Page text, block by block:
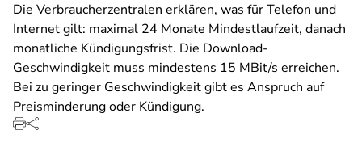
Die Verbraucherzentralen erklären, was für Telefon und
Internet gilt: maximal 24 Monate Mindestlaufzeit, danach
monatliche Kündigungsfrist. Die Download-
Geschwindigkeit muss mindestens 15 MBit/s erreichen.
Bei zu geringer Geschwindigkeit gibt es Anspruch auf
Preisminderung oder Kündigung.